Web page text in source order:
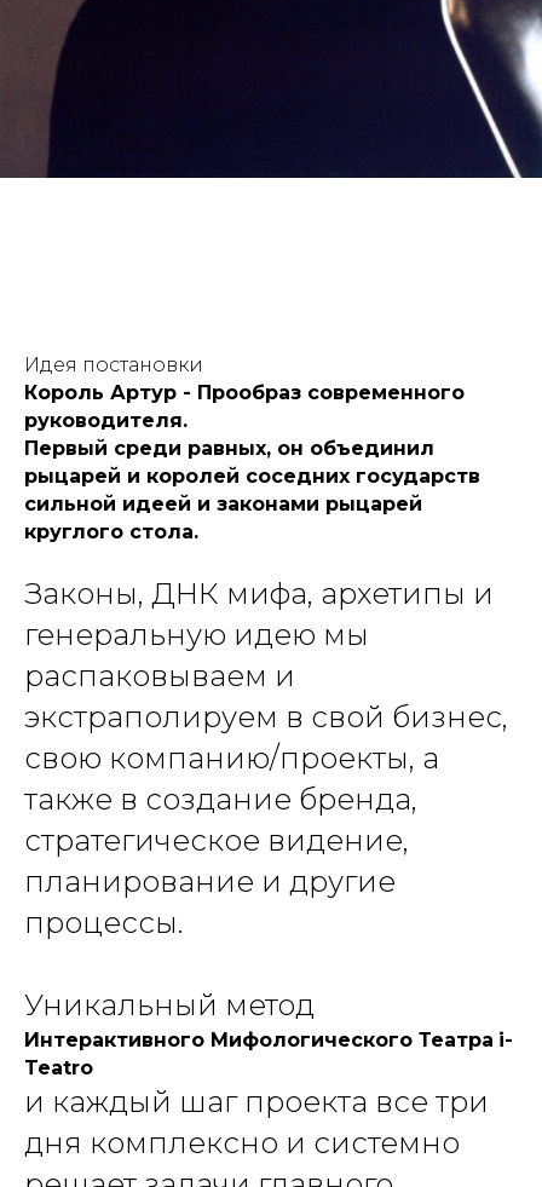
Идея постановки
Король Артур - Прообраз современного
руководителя.
Первый среди равных, он объединил
рыцарей и королей соседних государств
сильной идеей и законами рыцарей
круглого стола.
Законы, ДНК мифа, архетипы и
генеральную идею мы
распаковываем и
экстраполируем в свой бизнес,
свою компанию/проекты, а
также в создание бренда,
стратегическое видение,
планирование и другие
процессы.
Уникальный метод
Интерактивного Мифологического Театра i-
Teatro
и каждый шаг проекта все три
дня комплексно и системно